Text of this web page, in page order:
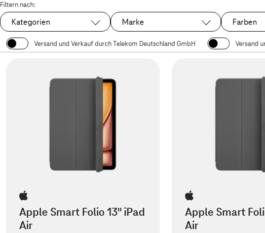
Filtern nach:
Kategorien Marke Farben
Versand und Verkauf durch Telekom Deutschland GmbH Versand
Apple Smart Folio 13" iPad
Air
Apple Smart
Air